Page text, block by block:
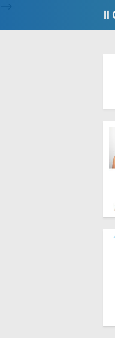
Il